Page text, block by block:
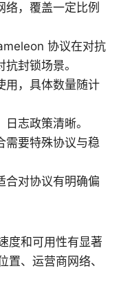
络，覆盖一定比例
协议在对抗
封锁场景。
用，具体数量随计
志政策清晰。
需要特殊协议与稳
合对协议有明确偏
度和可用性有显著
置、运营商网络、